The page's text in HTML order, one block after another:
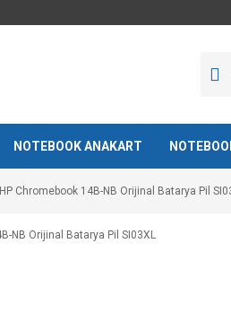
NOTEBOOK ANAKART
HP Chromebook 14B-NB Orijinal Batarya Pil